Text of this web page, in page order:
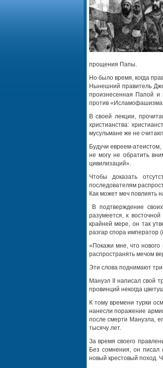
прощения Папы.
Но было время, когда
Нынешний правитель
произнесенная Папой и
против
В своей лекции,
христианства:
мусульмане же не
Будучи евреем-
не могу не обратить
цивилизаций».
Чтобы доказать
последователям
Как может меч повлиять
В подтверждение
разумеется, к
крайней мере, он так
разгар спора император
«Покажи мне, что нового
распространять мечом
Эти слова поднимают
Мануэл II написал свой
провинций некогда
К тому времени турки
нанесли поражение
после смерти Мануэла,
тысячу лет.
За время своего
Без сомнения, он писал
новый крестовый поход.